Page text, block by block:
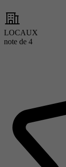
LOCAUX
note de 4